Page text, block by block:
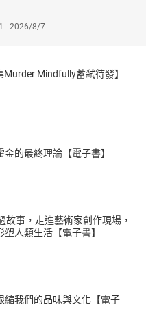
认识
展
响力
略目标规划模板
的独特之处
成你的任务
- 2026/8/7
Mindfully蓄弒待發】
的最終理論【電子書】
故事，走進藝術家創作現場，
人類生活【電子書】
縮我們的品味與文化【電子